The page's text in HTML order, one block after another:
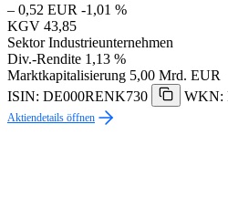
– 0,52 EUR -1,01 %
KGV 43,85
Sektor Industrieunternehmen
Div.-Rendite 1,13 %
Marktkapitalisierung 5,00 Mrd. EUR
ISIN: DE000RENK730
WKN:
Aktiendetails öffnen